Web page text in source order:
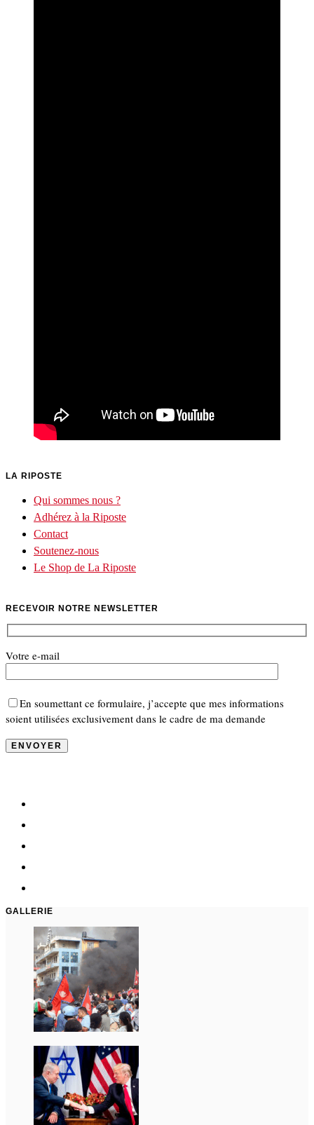
LA RIPOSTE
Qui sommes nous ?
Adhérez à la Riposte
Contact
Soutenez-nous
Le Shop de La Riposte
RECEVOIR NOTRE NEWSLETTER
Votre e-mail
En soumettant ce formulaire, j’accepte que mes informations
soient utilisées exclusivement dans le cadre de ma demande
GALLERIE